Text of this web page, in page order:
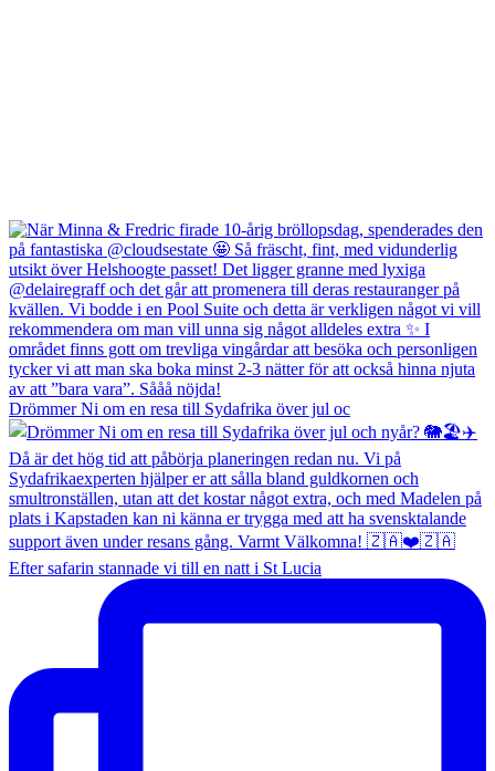
Drömmer Ni om en resa till Sydafrika över jul oc
Efter safarin stannade vi till en natt i St Lucia